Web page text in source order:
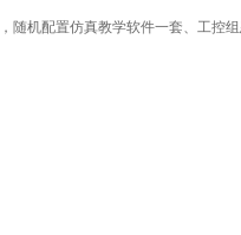
，随机配置仿真教学软件一套、工控